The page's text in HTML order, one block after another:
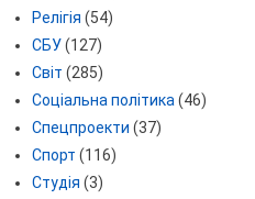
Релігія (54)
СБУ(127)
Світ (285)
Соціальна політика (46)
Спецпроекти (37)
Спорт (116)
Студія (3)